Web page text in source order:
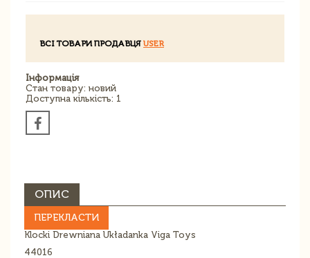
ВСІ ТОВАРИ ПРОДАВЦЯ USER
Інформація
Стан товару: новий
Доступна кількість: 1
ОПИС
ПЕРЕКЛАСТИ
Klocki Drewniana Układanka Viga Toys
44016